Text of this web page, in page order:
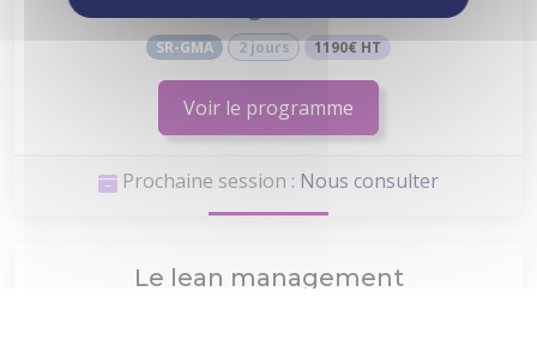
SR-GMA 2 jours 1190€ HT
Voir le programme
Prochaine session : Nous consulter
Le lean management